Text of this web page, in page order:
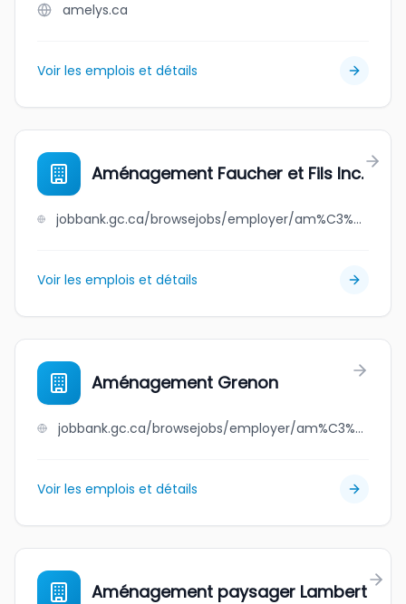
amelys.ca
Voir les emplois et détails
Aménagement Faucher et Fils Inc.
jobbank.gc.ca/browsejobs/employer/am%C3%A9nagement+faucher+et+fils+inc./ca
Voir les emplois et détails
Aménagement Grenon
jobbank.gc.ca/browsejobs/employer/am%C3%A9nagement+grenon/ca
Voir les emplois et détails
Aménagement paysager Lambert